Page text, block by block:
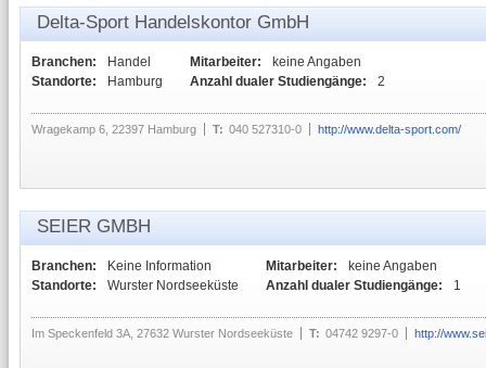
Delta-Sport Handelskontor GmbH
Branchen:
Handel
Standorte:
Hamburg
Mitarbeiter:
keine Angaben
Anzahl dualer Studiengänge:
2
Wragekamp 6, 22397 Hamburg T: 040 527310-0 http://www.delta-sport.com/
SEIER GMBH
Branchen:
Keine Information
Standorte:
Wurster Nordseeküste
Mitarbeiter:
keine Angaben
Anzahl dualer Studiengänge:
1
Im Speckenfeld 3A, 27632 Wurster Nordseeküste T: 04742 9297-0 http://